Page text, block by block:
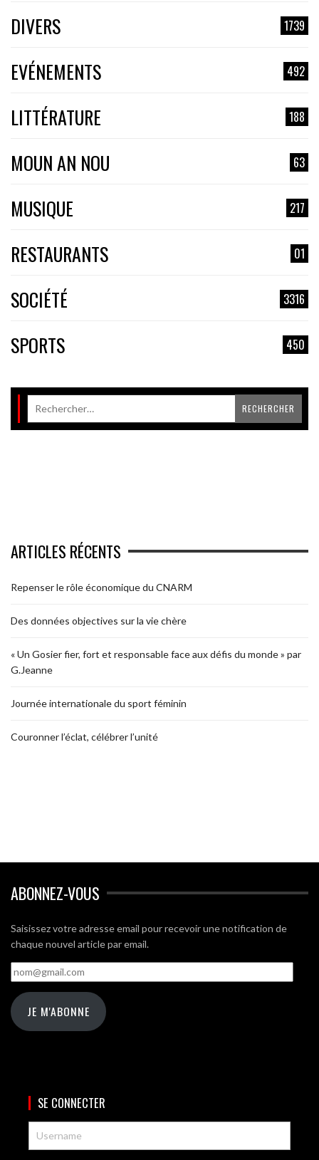
DIVERS 1739
EVÉNEMENTS 492
LITTÉRATURE 188
MOUN AN NOU 63
MUSIQUE 217
RESTAURANTS 01
SOCIÉTÉ 3316
SPORTS 450
ARTICLES RÉCENTS
Repenser le rôle économique du CNARM
Des données objectives sur la vie chère
« Un Gosier fier, fort et responsable face aux défis du monde » par
G.Jeanne
Journée internationale du sport féminin
Couronner l’éclat, célébrer l’unité
ABONNEZ-VOUS
Saisissez votre adresse email pour recevoir une notification de
chaque nouvel article par email.
nom@gmail.com
JE M'ABONNE
SE CONNECTER